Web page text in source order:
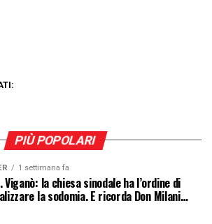
PIÙ POPOLARI
1 settimana fa
Viganò: la chiesa sinodale ha l’ordine di
la sodomia. E ricorda Don Milani…